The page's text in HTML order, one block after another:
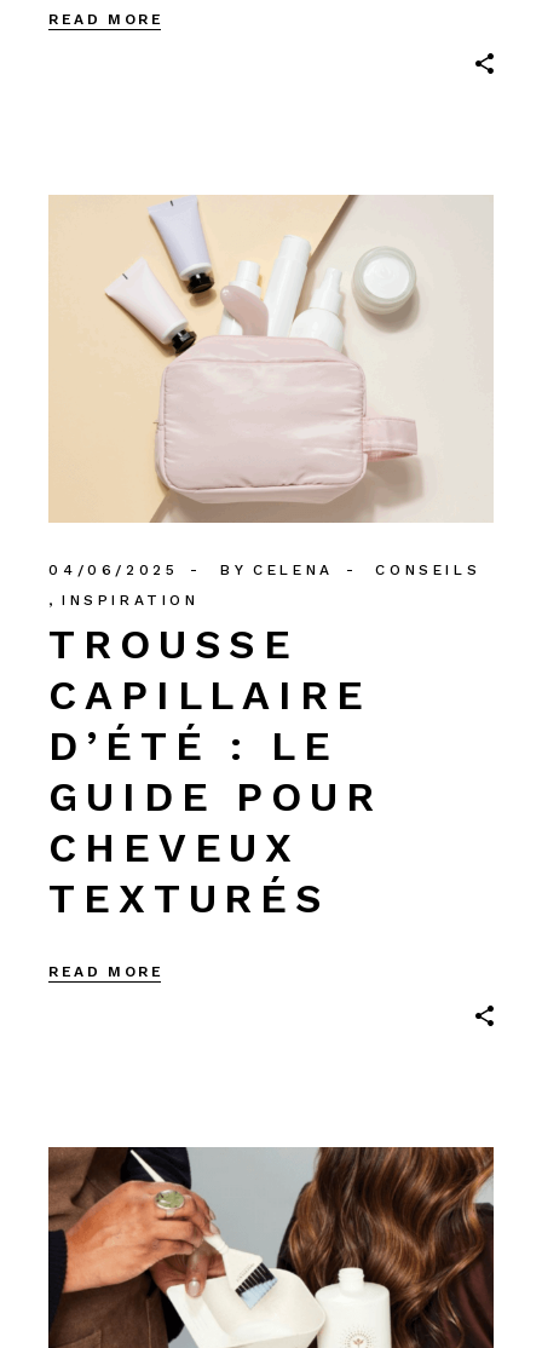
READ MORE
04/06/2025 BY CELENA
CONSEILS
INSPIRATION
TROUSSE
CAPILLAIRE
D’ÉTÉ : LE
GUIDE POUR
CHEVEUX
TEXTURÉS
READ MORE